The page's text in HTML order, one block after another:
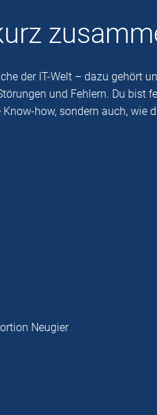
der IT-Welt – dazu gehört
und Fehlern. Du bist
how, sondern auch, wie
Neugier